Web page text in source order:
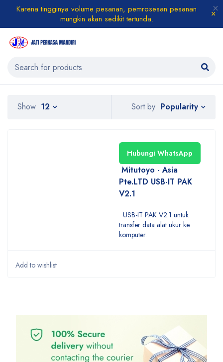
Karena tingginya volume pesanan, pemrosesan pesanan
mungkin akan sedikit tertunda.
Sort by Popularity
Show 12
Hubungi WhatsApp
Mitutoyo - Asia
Pte.LTD USB-IT PAK
V2.1
USB-IT PAK V2.1 untuk
transfer data alat ukur ke
komputer.